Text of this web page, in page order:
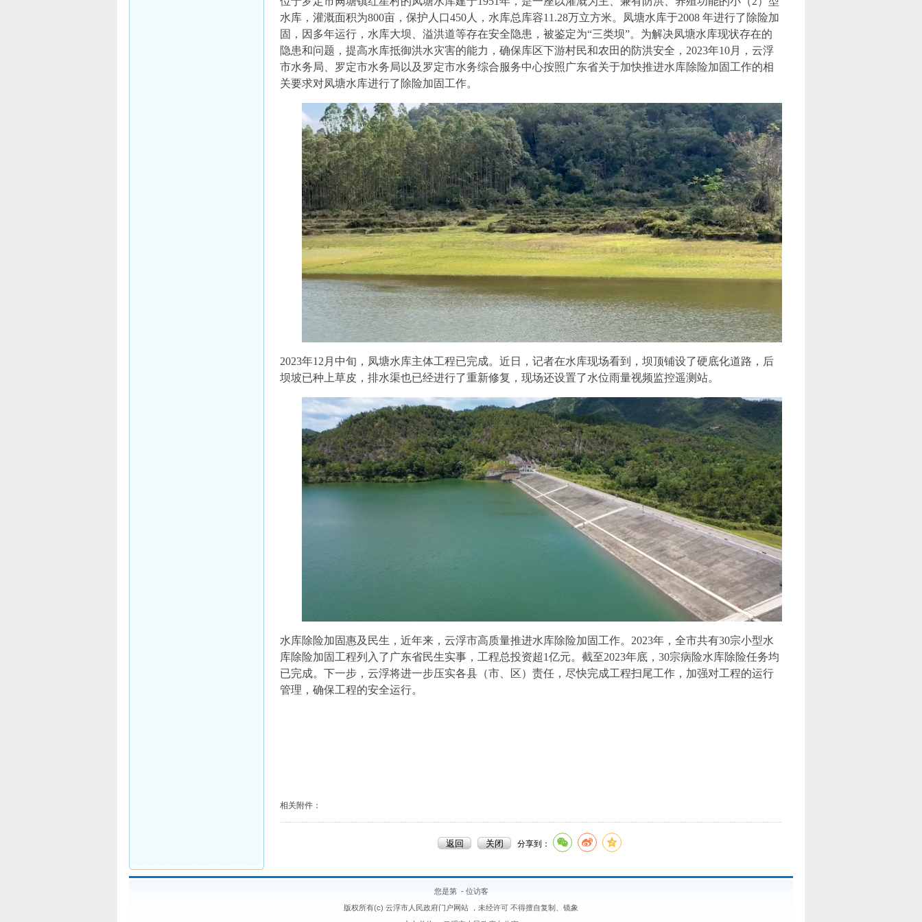
水库，灌溉面积为800亩，保护人口450人，水库总库容11.28万立方米。凤塘水库于2008 年进行了除险加
固，因多年运行，水库大坝、溢洪道等存在安全隐患，被鉴定为“三类坝”。为解决凤塘水库现状存在的
隐患和问题，提高水库抵御洪水灾害的能力，确保库区下游村民和农田的防洪安全，2023年10月，云浮
市水务局、罗定市水务局以及罗定市水务综合服务中心按照广东省关于加快推进水库除险加固工作的相
关要求对凤塘水库进行了除险加固工作。
2023年12月中旬，凤塘水库主体工程已完成。近日，记者在水库现场看到，坝顶铺设了硬底化道路，后
坝坡已种上草皮，排水渠也已经进行了重新修复，现场还设置了水位雨量视频监控遥测站。
水库除险加固惠及民生，近年来，云浮市高质量推进水库除险加固工作。2023年，全市共有30宗小型水
库除险加固工程列入了广东省民生实事，工程总投资超1亿元。截至2023年底，30宗病险水库除险任务均
已完成。下一步，云浮将进一步压实各县（市、区）责任，尽快完成工程扫尾工作，加强对工程的运行
管理，确保工程的安全运行。
相关附件：
分享到：
您是第 -位访客
版权所有(c) 云浮市人民政府门户网站 ，未经许可 不得擅自复制、镜象